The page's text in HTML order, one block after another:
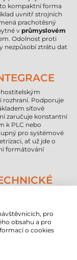
kompaktní forma
uvnitř strojních
prachotěsný
v průmyslovém
Odolnost proti
nezpůsobí ztrátu dat
rozhraní. Podporuje
síťové
zaručuje konstantní
k PLC nebo
pro systémové
ať už jde o
formátování
Imager
pro
obsahu a pro
o cookies